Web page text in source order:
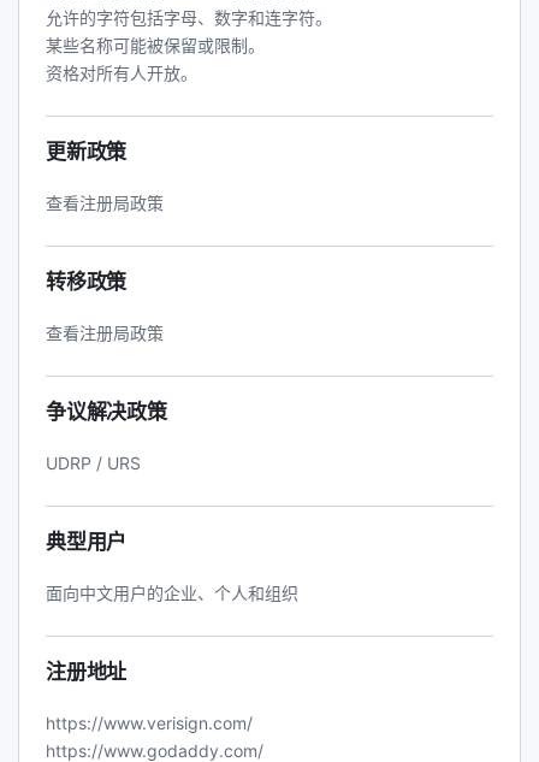
允许的字符包括字母、数字和连字符。
某些名称可能被保留或限制。
资格对所有人开放。
更新政策
查看注册局政策
转移政策
查看注册局政策
争议解决政策
UDRP / URS
典型用户
面向中文用户的企业、个人和组织
注册地址
https://www.verisign.com/
https://www.godaddy.com/